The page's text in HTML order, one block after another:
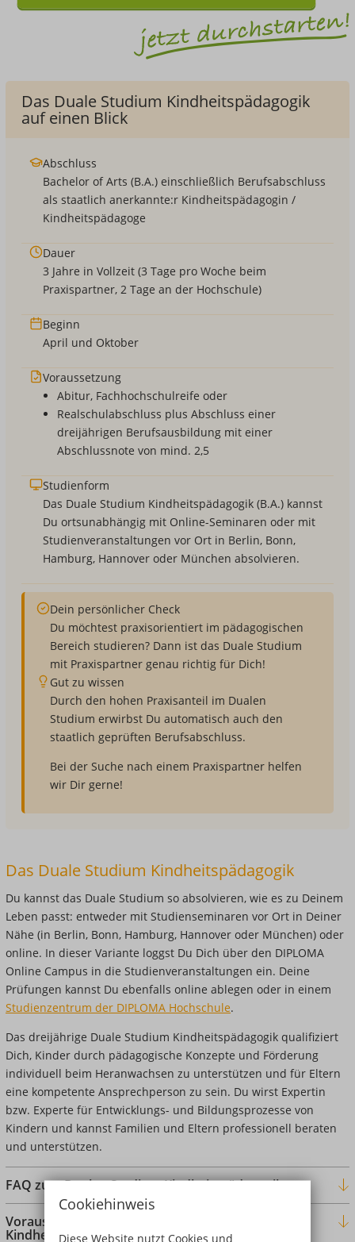
Cookiehinweis
Diese Website nutzt Cookies und
Das Duale Studium Kindheitspädagogik
auf einen Blick
Abschluss
Bachelor of Arts (B.A.) einschließlich Berufsabschluss
als staatlich anerkannte:r Kindheitspädagogin /
Kindheitspädagoge
Dauer
3 Jahre in Vollzeit (3 Tage pro Woche beim
Praxispartner, 2 Tage an der Hochschule)
Beginn
April und Oktober
Voraussetzung
Abitur, Fachhochschulreife oder
Realschulabschluss plus Abschluss einer
dreijährigen Berufsausbildung mit einer
Abschlussnote von mind. 2,5
Studienform
Das Duale Studium Kindheitspädagogik (B.A.) kannst
Du ortsunabhängig mit Online-Seminaren oder mit
Studienveranstaltungen vor Ort in Berlin, Bonn,
Hamburg, Hannover oder München absolvieren.
Dein persönlicher Check
Du möchtest praxisorientiert im pädagogischen
Bereich studieren? Dann ist das Duale Studium
mit Praxispartner genau richtig für Dich!
Gut zu wissen
Durch den hohen Praxisanteil im Dualen
Studium erwirbst Du automatisch auch den
staatlich geprüften Berufsabschluss.
Bei der Suche nach einem Praxispartner helfen
wir Dir gerne!
Das Duale Studium Kindheitspädagogik
Du kannst das Duale Studium so absolvieren, wie es zu Deinem
Leben passt: entweder mit Studienseminaren vor Ort in Deiner
Nähe (in Berlin, Bonn, Hamburg, Hannover oder München) oder
online. In dieser Variante loggst Du Dich über den DIPLOMA
Online Campus in die Studienveranstaltungen ein. Deine
Prüfungen kannst Du ebenfalls online ablegen oder in einem
Studienzentrum der DIPLOMA Hochschule.
Das dreijährige Duale Studium Kindheitspädagogik qualifiziert
Dich, Kinder durch pädagogische Konzepte und Förderung
individuell beim Heranwachsen zu unterstützen und für Eltern
eine kompetente Ansprechperson zu sein. Du wirst Expertin
bzw. Experte für Entwicklungs- und Bildungsprozesse von
Kindern und kannst Familien und Eltern professionell beraten
und unterstützen.
FAQ zum Dualen Studium Kindheitspädagogik
Voraussetzungen für das Studium in
Kindheitspädagogik